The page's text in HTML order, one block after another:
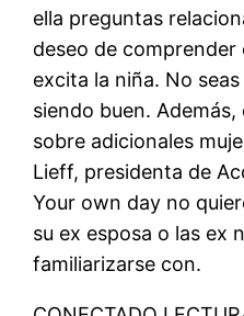
ella preguntas
deseo de comprender
excita la niña. No
siendo buen.
sobre adicionales
Lieff, presidenta de
Your own day no
su ex esposa o las ex
familiarizarse con.